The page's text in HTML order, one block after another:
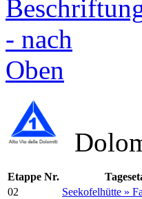
Etappe Nr.
02
Seekofelhütte »